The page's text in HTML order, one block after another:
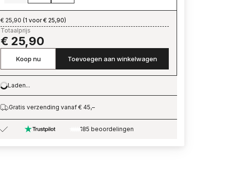
€ 25,90 (1 voor € 25,90)
Totaalprijs
€ 25,90
Koop nu Toevoegen aan winkelwagen
Loading…
Laden...
Gratis verzending vanaf € 45,–
185 beoordelingen